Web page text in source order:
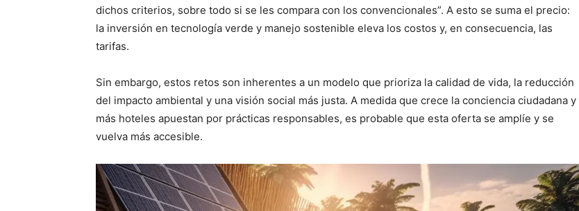
dichos criterios, sobre todo si se les compara con los convencionales”. A esto se suma el precio:
la inversión en tecnología verde y manejo sostenible eleva los costos y, en consecuencia, las
tarifas.
Sin embargo, estos retos son inherentes a un modelo que prioriza la calidad de vida, la reducción
del impacto ambiental y una visión social más justa. A medida que crece la conciencia ciudadana y
más hoteles apuestan por prácticas responsables, es probable que esta oferta se amplíe y se
vuelva más accesible.